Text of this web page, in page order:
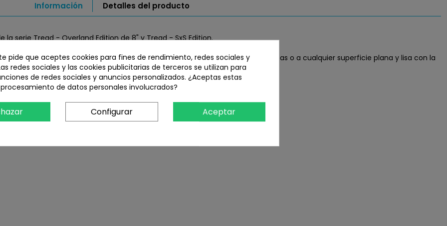
Información Detalles del producto
la serie Tread - Overland Edition de 8" y Tread - SxS Edition.
más sencilla en tu vehículo. Solo tienes que fijar el soporte de 8" al parabrisas o a cualquier superficie plana y lisa con la
pide que aceptes cookies para fines de rendimiento, redes sociales y
redes sociales y las cookies publicitarias de terceros se utilizan para
de redes sociales y anuncios personalizados. ¿Aceptas estas
de datos personales involucrados?
Configurar Aceptar